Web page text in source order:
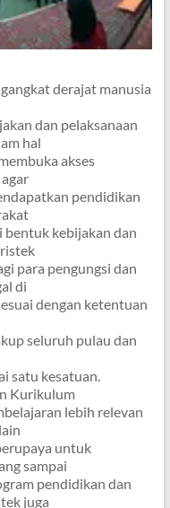
derajat manusia
dan pelaksanaan
hal
akses
pendidikan
bentuk kebijakan dan
para pengungsi dan
di
dengan ketentuan
seluruh pulau dan
satu kesatuan.
Kurikulum
lebih relevan
untuk
sampai
pendidikan dan
juga